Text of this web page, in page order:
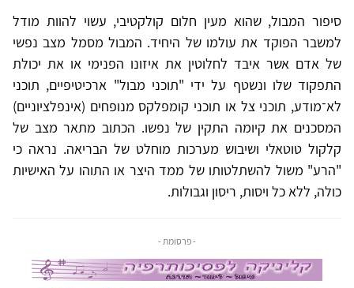
סיפור המבול, שהוא מעין חלום קולקטיבי, עשוי להוות מודל
למשבר הפוקד את עולמו של היחיד. המבול מסמל מצב נפשי
של אדם אשר איבד לחלוטין את איזונו הפנימי או את יכולת
התפקוד שלו ונשטף על ידי "תוכני מבול" ארכיטיפיים, תוכני
לא־מודע, תוכני צל או תוכני קומפלקס מנופחים (אינפלציוניים)
המסכנים את קיומה התקין של נפשו. הכתוב מתאר מצב של
קלקול טוטאלי ושיבוש מערכות מוחלט של הבריאה. נראה כי
"הרע" משול להשתלטותו של ממד היצר או התוהו על האישיות
כולה, ללא כל ויסות, ריסון וגבולות.
- פרסומת -